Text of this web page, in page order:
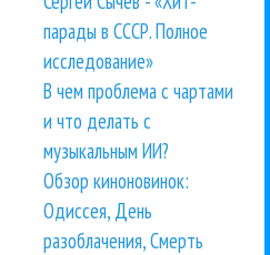
парады в СССР. Полное
исследование»
В чем проблема с чартами
и что делать с
музыкальным ИИ?
Обзор киноновинок:
Одиссея, День
разоблачения, Смерть